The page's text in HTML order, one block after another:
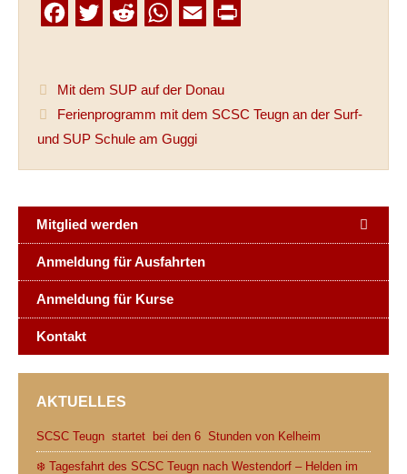
e
b
o
k
t
t
e
d
i
t
W
t
s
A
p
i
l
t
Mit dem SUP auf der Donau
Ferienprogramm mit dem SCSC Teugn an der Surf-
und SUP Schule am Guggi
Mitglied werden
Anmeldung für Ausfahrten
Anmeldung für Kurse
Kontakt
AKTUELLES
SCSC Teugn startet bei den 6 Stunden von Kelheim
❄️ Tagesfahrt des SCSC Teugn nach Westendorf – Helden im